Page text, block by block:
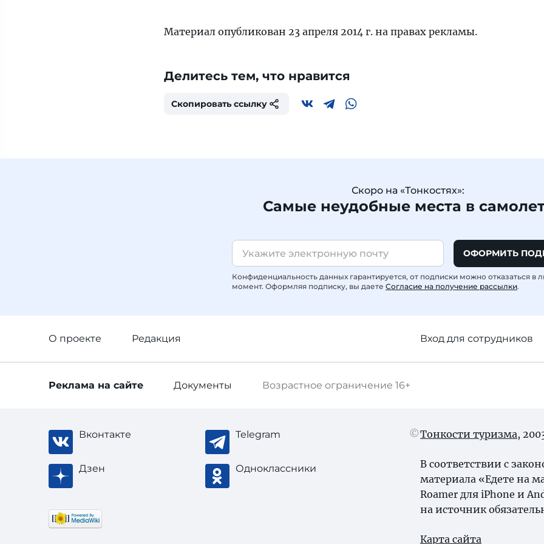
Материал опубликован 23 апреля 2014 г. на правах рекламы.
Делитесь тем, что нравится
Скопировать ссылку
Скоро на «Тонкостях»:
Самые неудобные места в
ОФОРМИТЬ
Конфиденциальность данных гарантируется, от подписки можно отказаться в
момент. Оформляя подписку, вы даете Согласие на получение рассылки.
О проекте Редакция Вход для сотрудников
Возрастное ограничение 16+
Реклама на сайте Документы
Вконтакте Telegram
Дзен Одноклассники
Тонкости туризма,
В соответствии с
материала «Едете на
Roamer для iPhone и
на источник
Карта сайта